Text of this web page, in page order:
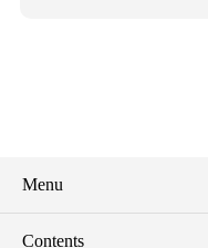
Menu
Contents